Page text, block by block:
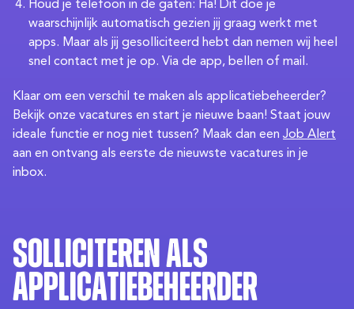
Houd je telefoon in de gaten: Ha! Dit doe je
waarschijnlijk automatisch gezien jij graag werkt met
apps. Maar als jij gesolliciteerd hebt dan nemen wij heel
snel contact met je op. Via de app, bellen of mail.
Klaar om een verschil te maken als applicatiebeheerder?
Bekijk onze vacatures en start je nieuwe baan! Staat jouw
ideale functie er nog niet tussen? Maak dan een Job Alert
aan en ontvang als eerste de nieuwste vacatures in je
inbox.
Solliciteren als
applicatiebeheerder